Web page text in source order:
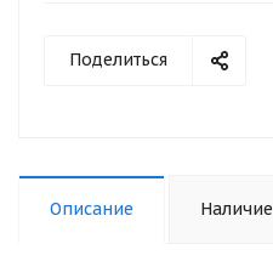
Поделиться
Описание Наличие